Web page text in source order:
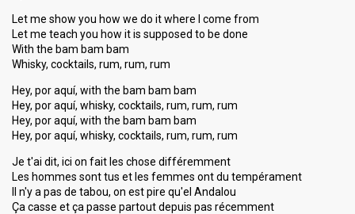
Let me show you how we do it where I come from
Let me teach you how it is supposed to be done
With the bam bam bam
Whisky, cocktails, rum, rum, rum
Hey, por aquí, with the bam bam bam
Hey, por aquí, whisky, cocktails, rum, rum, rum
Hey, por aquí, with the bam bam bam
Hey, por aquí, whisky, cocktails, rum, rum, rum
Je t'ai dit, ici on fait les chose différemment
Les hommes sont tus et les femmes ont du tempérament
Il n'y a pas de tabou, on est pire qu'el Andalou
Ça casse et ça passe partout depuis pas récemment